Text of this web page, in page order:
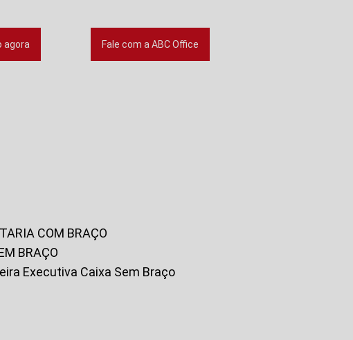
agora Fale com a ABC Office
COM BRAÇO
BRAÇO
Executiva Caixa Sem Braço